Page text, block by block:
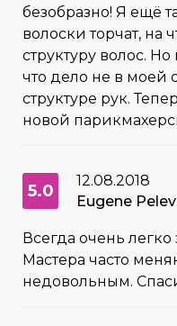
безобразно! Я ещё
волоски торчат, на
структуру волос.
что дело не в моей
структуре рук.
новой
5.0
12.08.2018
Eugene
Всегда очень легко
Мастера часто
недовольным.